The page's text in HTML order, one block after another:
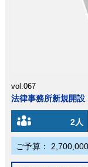
vol.067
法律事務所新規開設
2人
ご予算：